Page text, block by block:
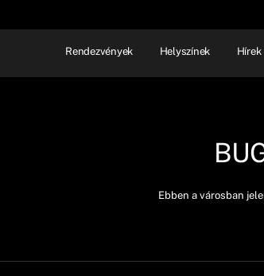
Rendezvények Helyszínek Hírek
Ebben a városban